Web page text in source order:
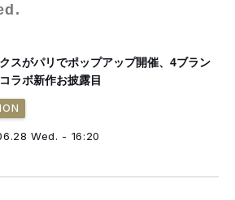
スがパリでポップアップ開催、4ブラン
ラボ新作お披露目
Wed. - 16:20